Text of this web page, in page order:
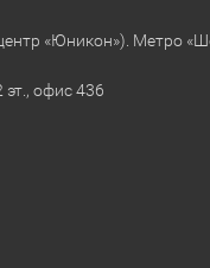
«Юникон»). Метро
эт., офис 436